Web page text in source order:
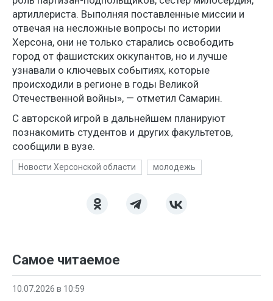
артиллериста. Выполняя поставленные миссии и
отвечая на несложные вопросы по истории
Херсона, они не только старались освободить
город от фашистских оккупантов, но и лучше
узнавали о ключевых событиях, которые
происходили в регионе в годы Великой
Отечественной войны», — отметил Самарин.
С авторской игрой в дальнейшем планируют
познакомить студентов и других факультетов,
сообщили в вузе.
Новости Херсонской области молодежь
Самое читаемое
10.07.2026 в 10:59